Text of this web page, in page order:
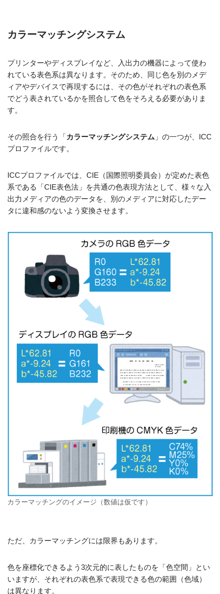
カラーマッチングシステム
プリンターやディスプレイなど、入出力の機器によって使わ
れている表色系は異なります。そのため、同じ色を別のメデ
ィアやデバイスで再現するには、その色がそれぞれの表色系
でどう表されているかを照合して色をそろえる必要がありま
す。
その照合を行う「カラーマッチングシステム 」の一つが、ICC
プロファイルです。
ICCプロファイルでは、CIE（国際照明委員会）が定めた表色
系である「CIE表色法」を共通の色表現方法として、様々な入
出力メディアの色のデータを、別のメディアに対応したデー
タに違和感のないよう変換させます。
カラーマッチングのイメージ（数値は仮です）
ただ、カラーマッチングには限界もあります。
色を座標化できるよう3次元的に表したものを「色空間」とい
いますが、それぞれの表色系で表現できる色の範囲（色域）
は異なります。